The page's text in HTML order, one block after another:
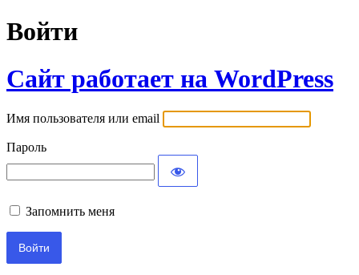
Войти
Сайт работает на WordPress
Имя пользователя или email
Пароль
Запомнить меня